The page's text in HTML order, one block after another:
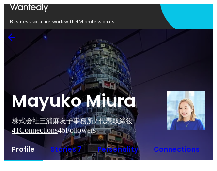
Business social network with 4M professionals
Mayuko Miura
株式会社三浦麻友子事務所 / 代表取締役
41Connections46Followers
Profile Stories 7 Personality Connections